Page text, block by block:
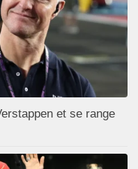
et se range